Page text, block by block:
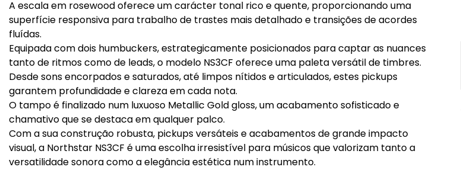
A escala em rosewood oferece um carácter tonal rico e quente, proporcionando uma
superfície responsiva para trabalho de trastes mais detalhado e transições de acordes
fluídas.
Equipada com dois humbuckers, estrategicamente posicionados para captar as nuances
tanto de ritmos como de leads, o modelo NS3CF oferece uma paleta versátil de timbres.
Desde sons encorpados e saturados, até limpos nítidos e articulados, estes pickups
garantem profundidade e clareza em cada nota.
O tampo é finalizado num luxuoso Metallic Gold gloss, um acabamento sofisticado e
chamativo que se destaca em qualquer palco.
Com a sua construção robusta, pickups versáteis e acabamentos de grande impacto
visual, a Northstar NS3CF é uma escolha irresistível para músicos que valorizam tanto a
versatilidade sonora como a elegância estética num instrumento.